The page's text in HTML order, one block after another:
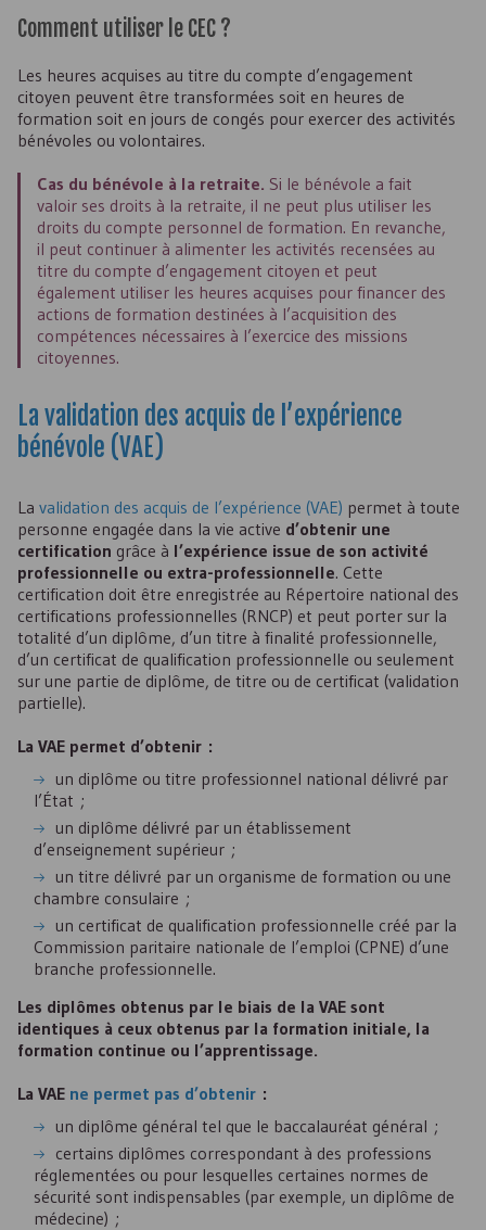
Comment utiliser le CEC ?
Les heures acquises au titre du compte d’engagement
citoyen peuvent être transformées soit en heures de
formation soit en jours de congés pour exercer des activités
bénévoles ou volontaires.
Cas du bénévole à la retraite. Si le bénévole a fait
valoir ses droits à la retraite, il ne peut plus utiliser les
droits du compte personnel de formation. En revanche,
il peut continuer à alimenter les activités recensées au
titre du compte d’engagement citoyen et peut
également utiliser les heures acquises pour financer des
actions de formation destinées à l’acquisition des
compétences nécessaires à l’exercice des missions
citoyennes.
La validation des acquis de l’expérience
bénévole (VAE)
La validation des acquis de l’expérience (VAE) permet à toute
personne engagée dans la vie active d’obtenir une
certification grâce à l’expérience issue de son activité
professionnelle ou extra-professionnelle. Cette
certification doit être enregistrée au Répertoire national des
certifications professionnelles (RNCP) et peut porter sur la
totalité d’un diplôme, d’un titre à finalité professionnelle,
d’un certificat de qualification professionnelle ou seulement
sur une partie de diplôme, de titre ou de certificat (validation
partielle).
La VAE permet d’obtenir :
un diplôme ou titre professionnel national délivré par
l’État ;
un diplôme délivré par un établissement
d’enseignement supérieur ;
un titre délivré par un organisme de formation ou une
chambre consulaire ;
un certificat de qualification professionnelle créé par la
Commission paritaire nationale de l’emploi (CPNE) d’une
branche professionnelle.
Les diplômes obtenus par le biais de la VAE sont
identiques à ceux obtenus par la formation initiale, la
formation continue ou l’apprentissage.
La VAE ne permet pas d’obtenir :
un diplôme général tel que le baccalauréat général ;
certains diplômes correspondant à des professions
réglementées ou pour lesquelles certaines normes de
sécurité sont indispensables (par exemple, un diplôme de
médecine) ;